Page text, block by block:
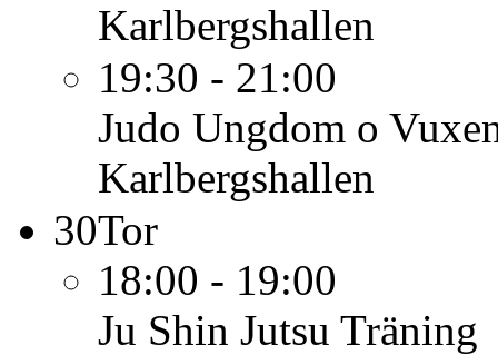
Karlbergshallen
19:30 - 21:00
Judo Ungdom o
Karlbergshallen
30Tor
18:00 - 19:00
Ju Shin Jutsu Träning